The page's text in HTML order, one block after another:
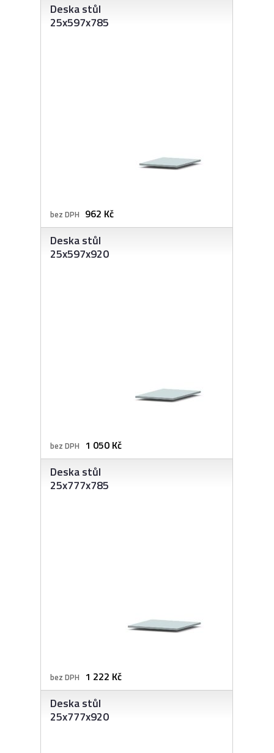
Deska stůl
25x597x785
bez DPH 962 Kč
Deska stůl
25x597x920
bez DPH 1 050 Kč
Deska stůl
25x777x785
bez DPH 1 222 Kč
Deska stůl
25x777x920